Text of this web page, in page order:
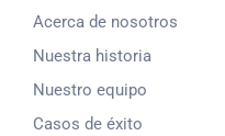
Acerca de nosotros
Nuestra historia
Nuestro equipo
Casos de éxito